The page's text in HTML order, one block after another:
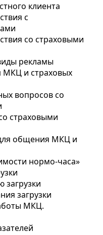
клиента
с
со страховыми
рекламы
МКЦ и страховых
вопросов со
страховыми
общения МКЦ и
нормо-часа»
загрузки
загрузки
МКЦ.